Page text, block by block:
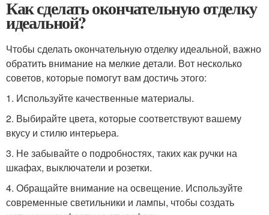
Как сделать окончательную отделку
идеальной?
Чтобы сделать окончательную отделку идеальной, важно
обратить внимание на мелкие детали. Вот несколько
советов, которые помогут вам достичь этого:
1. Используйте качественные материалы.
2. Выбирайте цвета, которые соответствуют вашему
вкусу и стилю интерьера.
3. Не забывайте о подробностях, таких как ручки на
шкафах, выключатели и розетки.
4. Обращайте внимание на освещение. Используйте
современные светильники и лампы, чтобы создать